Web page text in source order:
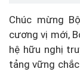
Chúc mừng
cương vị mới,
hệ hữu nghị
tảng vững